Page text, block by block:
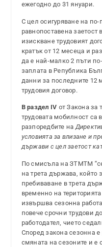
ежегодно до 31 януари.
С цел осигуряване на
равнопоставена
изискване трудовият
кратък от 12 месеца и
да е най-малко 2 пъти
заплата в Република
данни за последните 12
трудовия договор.
В раздел IV от Закона за
трудовата мобилност са
разпоредбите на
условията за влизане и
държави с цел заетост
По смисъла на ЗТМТМ
на трета държава, който
пребиваване в трета
временно на
извършва сезонна
повече срочни трудови
работодател, чието
Според закона сезонна е
смяната на сезоните и е